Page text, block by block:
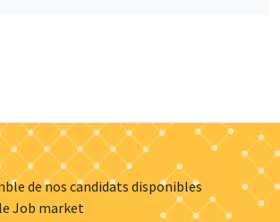
de nos candidats disponibles
Job market